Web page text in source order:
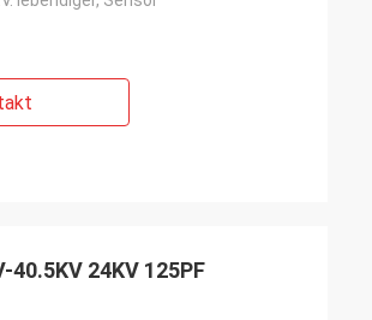
24KV 125PF